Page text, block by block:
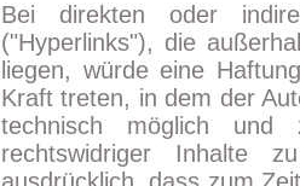
Bei direkten oder
("Hyperlinks"), die
liegen, würde eine
Kraft treten, in dem der
technisch möglich
rechtswidriger Inhalte